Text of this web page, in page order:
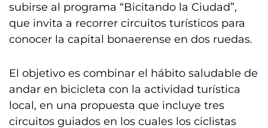
subirse al programa “Bicitando la Ciudad”,
que invita a recorrer circuitos turísticos para
conocer la capital bonaerense en dos ruedas.
El objetivo es combinar el hábito saludable de
andar en bicicleta con la actividad turística
local, en una propuesta que incluye tres
circuitos guiados en los cuales los ciclistas